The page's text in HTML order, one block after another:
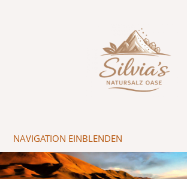
NAVIGATION EINBLENDEN